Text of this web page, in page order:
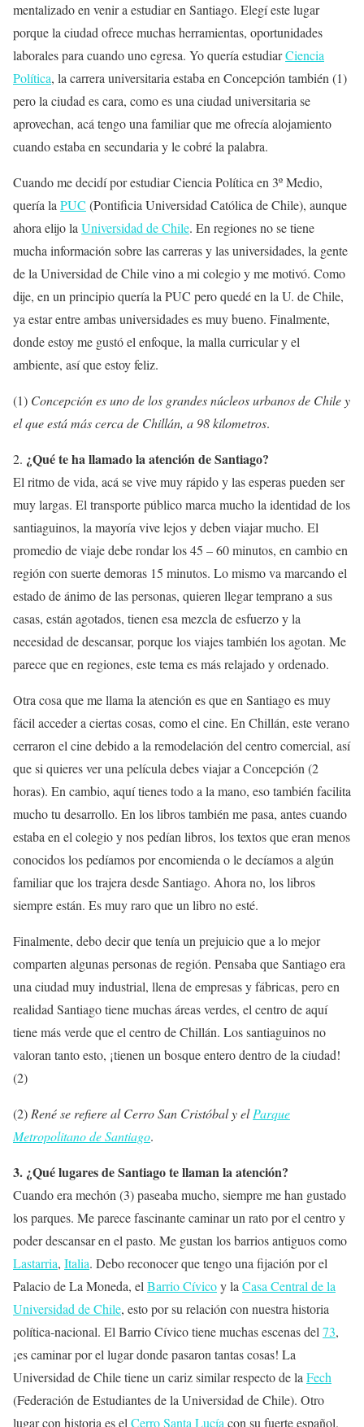
mentalizado en venir a estudiar en Santiago. Elegí este lugar
porque la ciudad ofrece muchas herramientas, oportunidades
laborales para cuando uno egresa. Yo quería estudiarCiencia
Política, la carrera universitaria estaba en Concepción también (1)
pero la ciudad es cara, como es una ciudad universitaria se
aprovechan, acá tengo una familiar que me ofrecía alojamiento
cuando estaba en secundaria y le cobré la palabra.
Cuando me decidí por estudiar Ciencia Política en 3º Medio,
quería laPUC (Pontificia Universidad Católica de Chile), aunque
ahora elijo laUniversidad de Chile. En regiones no se tiene
mucha información sobre las carreras y las universidades, la gente
de la Universidad de Chile vino a mi colegio y me motivó. Como
dije, en un principio quería la PUC pero quedé en la U. de Chile,
ya estar entre ambas universidades es muy bueno. Finalmente,
donde estoy me gustó el enfoque, la malla curricular y el
ambiente, así que estoy feliz.
(1) Concepción es uno de los grandes núcleos urbanos de Chile y
el que está más cerca de Chillán, a 98 kilometros.
2. ¿Qué te ha llamado la atención de Santiago?
El ritmo de vida, acá se vive muy rápido y las esperas pueden ser
muy largas. El transporte público marca mucho la identidad de los
santiaguinos, la mayoría vive lejos y deben viajar mucho. El
promedio de viaje debe rondar los 45 – 60 minutos, en cambio en
región con suerte demoras 15 minutos. Lo mismo va marcando el
estado de ánimo de las personas, quieren llegar temprano a sus
casas, están agotados, tienen esa mezcla de esfuerzo y la
necesidad de descansar, porque los viajes también los agotan. Me
parece que en regiones, este tema es más relajado y ordenado.
Otra cosa que me llama la atención es que en Santiago es muy
fácil acceder a ciertas cosas, como el cine. En Chillán, este verano
cerraron el cine debido a la remodelación del centro comercial, así
que si quieres ver una película debes viajar a Concepción (2
horas). En cambio, aquí tienes todo a la mano, eso también facilita
mucho tu desarrollo. En los libros también me pasa, antes cuando
estaba en el colegio y nos pedían libros, los textos que eran menos
conocidos los pedíamos por encomienda o le decíamos a algún
familiar que los trajera desde Santiago. Ahora no, los libros
siempre están. Es muy raro que un libro no esté.
Finalmente, debo decir que tenía un prejuicio que a lo mejor
comparten algunas personas de región. Pensaba que Santiago era
una ciudad muy industrial, llena de empresas y fábricas, pero en
realidad Santiago tiene muchas áreas verdes, el centro de aquí
tiene más verde que el centro de Chillán. Los santiaguinos no
valoran tanto esto, ¡tienen un bosque entero dentro de la ciudad!
(2)
(2)René se refiere al Cerro San Cristóbal y elParque
Metropolitano de Santiago.
3. ¿Qué lugares de Santiago te llaman la atención?
Cuando era mechón (3) paseaba mucho, siempre me han gustado
los parques. Me parece fascinante caminar un rato por el centro y
poder descansar en el pasto. Me gustan los barrios antiguos como
Lastarria, Italia. Debo reconocer que tengo una fijación por el
Palacio de La Moneda, elBarrio Cívicoy laCasa Central de la
Universidad de Chile, esto por su relación con nuestra historia
política-nacional. El Barrio Cívico tiene muchas escenas del73,
¡es caminar por el lugar donde pasaron tantas cosas! La
Universidad de Chile tiene un cariz similar respecto de laFech
(Federación de Estudiantes de la Universidad de Chile). Otro
lugar con historia es el Cerro Santa Lucía con su fuerte español.